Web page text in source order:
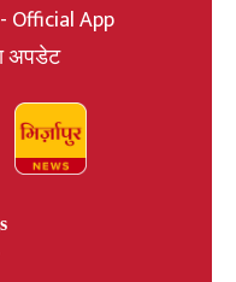
Official App
अपडेट